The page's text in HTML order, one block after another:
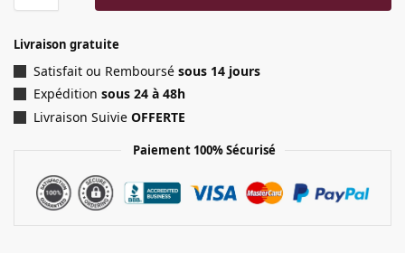
Livraison gratuite
Satisfait ou Remboursé sous 14 jours
Expédition sous 24 à 48h
Livraison Suivie OFFERTE
Paiement 100% Sécurisé